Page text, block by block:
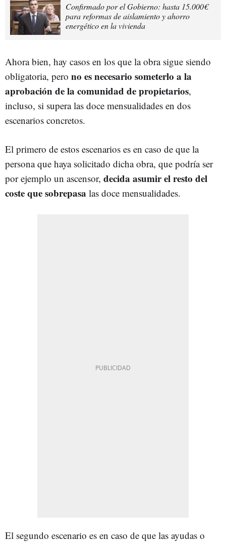
Confirmado por el Gobierno: hasta 15.000€
para reformas de aislamiento y ahorro
energético en la vivienda
Ahora bien, hay casos en los que la obra sigue siendo
obligatoria, pero no es necesario someterlo a la
aprobación de la comunidad de propietarios,
incluso, si supera las doce mensualidades en dos
escenarios concretos.
El primero de estos escenarios es en caso de que la
persona que haya solicitado dicha obra, que podría ser
por ejemplo un ascensor, decida asumir el resto del
coste que sobrepasa las doce mensualidades.
El segundo escenario es en caso de que las ayudas o